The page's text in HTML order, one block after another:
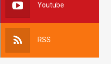
Youtube
RSS